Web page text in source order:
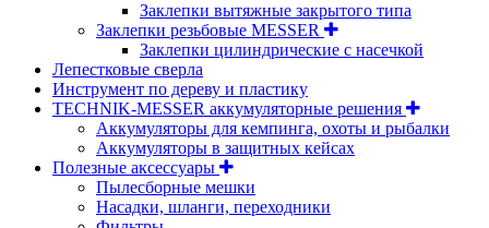
Заклепки вытяжные закрытого типа
Заклепки резьбовые MESSER
Заклепки цилиндрические с насечкой
Лепестковые сверла
Инструмент по дереву и пластику
TECHNIK-MESSER аккумуляторные решения
Аккумуляторы для кемпинга, охоты и рыбалки
Аккумуляторы в защитных кейсах
Полезные аксессуары
Пылесборные мешки
Насадки, шланги, переходники